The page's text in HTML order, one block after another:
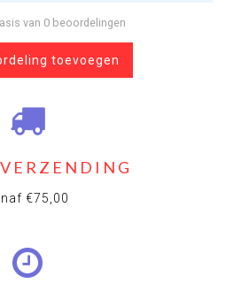
van 0 beoordelingen
toevoegen
€75,00